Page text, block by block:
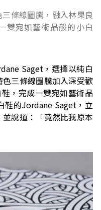
條線圖騰，融入林果良
雙宛如藝術品般的小白
Saget，選擇以純白
三條線圖騰加入深受歡
，完成一雙宛如藝術品
鞋的Jordane Saget，立
說道：「竟然比我原本